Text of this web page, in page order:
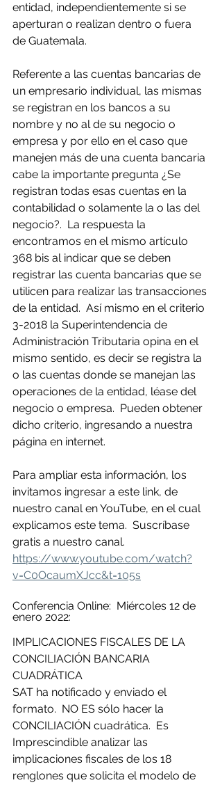
entidad, independientemente si se
aperturan o realizan dentro o fuera
de Guatemala.
Referente a las cuentas bancarias de
un empresario individual, las mismas
se registran en los bancos a su
nombre y no al de su negocio o
empresa y por ello en el caso que
manejen más de una cuenta bancaria
cabe la importante pregunta ¿Se
registran todas esas cuentas en la
contabilidad o solamente la o las del
negocio?.  La respuesta la
encontramos en el mismo artículo
368 bis al indicar que se deben
registrar las cuenta bancarias que se
utilicen para realizar las transacciones
de la entidad.  Así mismo en el criterio
3-2018 la Superintendencia de
Administración Tributaria opina en el
mismo sentido, es decir se registra la
o las cuentas donde se manejan las
operaciones de la entidad, léase del
negocio o empresa.  Pueden obtener
dicho criterio, ingresando a nuestra
página en internet.
Para ampliar esta información, los
invitamos ingresar a este link, de
nuestro canal en YouTube, en el cual
explicamos este tema.  Suscríbase
gratis a nuestro canal.
https://www.youtube.com/watch?
v=C0OcaumXJcc&t=105s
Conferencia Online:  Miércoles 12 de
enero 2022:
IMPLICACIONES FISCALES DE LA
CONCILIACIÓN BANCARIA
CUADRÁTICA
SAT ha notificado y enviado el
formato.  NO ES sólo hacer la
CONCILIACIÓN cuadrática.  Es
Imprescindible analizar las
implicaciones fiscales de los 18
renglones que solicita el modelo de